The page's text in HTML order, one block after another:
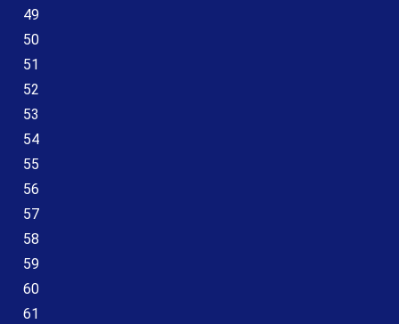
49
50
51
52
53
54
55
56
57
58
59
60
61